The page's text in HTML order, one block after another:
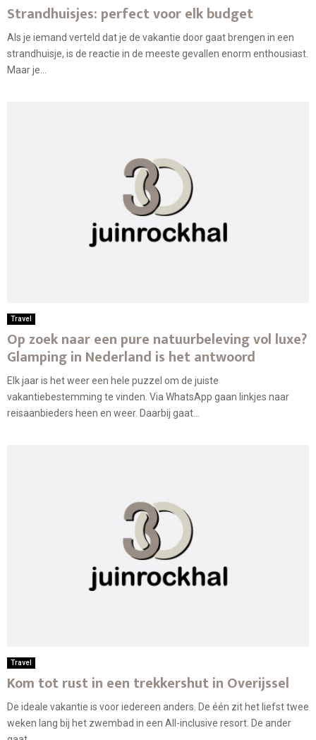
Strandhuisjes: perfect voor elk budget
Als je iemand verteld dat je de vakantie door gaat brengen in een
strandhuisje, is de reactie in de meeste gevallen enorm enthousiast.
Maar je...
Travel
Op zoek naar een pure natuurbeleving vol luxe?
Glamping in Nederland is het antwoord
Elk jaar is het weer een hele puzzel om de juiste
vakantiebestemming te vinden. Via WhatsApp gaan linkjes naar
reisaanbieders heen en weer. Daarbij gaat...
Travel
Kom tot rust in een trekkershut in Overijssel
De ideale vakantie is voor iedereen anders. De één zit het liefst twee
weken lang bij het zwembad in een All-inclusive resort. De ander